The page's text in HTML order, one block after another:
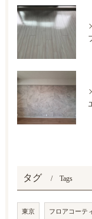
タグ Tags
東京 フロアコーテ